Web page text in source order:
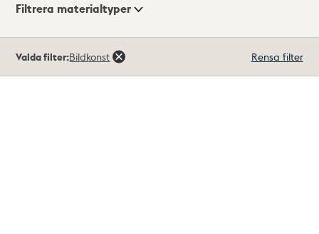
Visningsläge
Filtrera materialtyper
träffar
Valda filter:Bildkonst Rensa filter